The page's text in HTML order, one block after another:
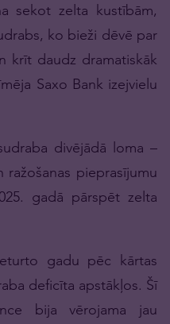
sekot zelta kustībām,
ko bieži dēvē par
krīt daudz dramatiskāk
Saxo Bank izejvielu
divējādā loma –
ražošanas pieprasījumu
gadā pārspēt zelta
gadu pēc kārtas
deficīta apstākļos. Šī
bija vērojama jau